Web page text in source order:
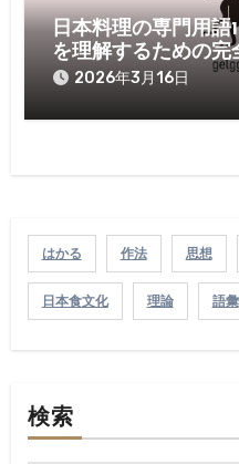
日本料理の専門用
を理解するための完
2026年3月16日
はかる 作法 思想
日本食文化 理論 語彙
検索